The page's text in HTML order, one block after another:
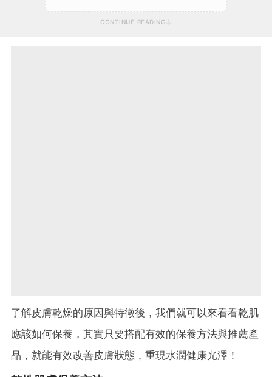
CONTINUE READING
了解皮膚乾燥的原因與特徵後，我們就可以來看看乾肌
應該如何保養，其實只要搭配有效的保養方法與推薦產
品，就能有效改善皮膚狀態，重現水潤健康光澤！